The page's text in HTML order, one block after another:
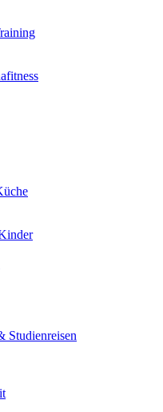
Studienreisen